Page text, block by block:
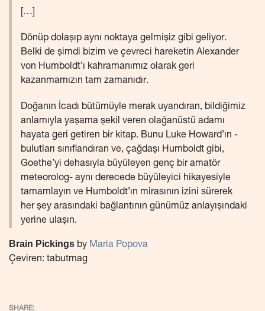
[…]
Dönüp dolaşıp aynı noktaya gelmişiz gibi geliyor.
Belki de şimdi bizim ve çevreci hareketin Alexander
von Humboldt’ı kahramanımız olarak geri
kazanmamızın tam zamanıdır.
Doğanın İcadı bütümüyle merak uyandıran, bildiğimiz
anlamıyla yaşama şekil veren olağanüstü adamı
hayata geri getiren bir kitap. Bunu Luke Howard’ın -
bulutları sınıflandıran ve, çağdaşı Humboldt gibi,
Goethe’yi dehasıyla büyüleyen genç bir amatör
meteorolog- aynı derecede büyüleyici hikayesiyle
tamamlayın ve Humboldt’ın mirasının izini sürerek
her şey arasındaki bağlantının günümüz anlayışındaki
yerine ulaşın.
Brain Pickings by Maria Popova
Çeviren: tabutmag